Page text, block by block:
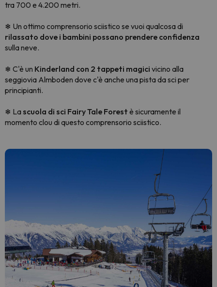
tra 700 e 4.200 metri.
❄ Un ottimo comprensorio sciistico se vuoi qualcosa di
rilassato dove i bambini possano prendere confidenza
sulla neve.
❄ C'è un Kinderland con 2 tappeti magici vicino alla
seggiovia Almboden dove c'è anche una pista da sci per
principianti.
❄ La scuola di sci Fairy Tale Forest è sicuramente il
momento clou di questo comprensorio sciistico.